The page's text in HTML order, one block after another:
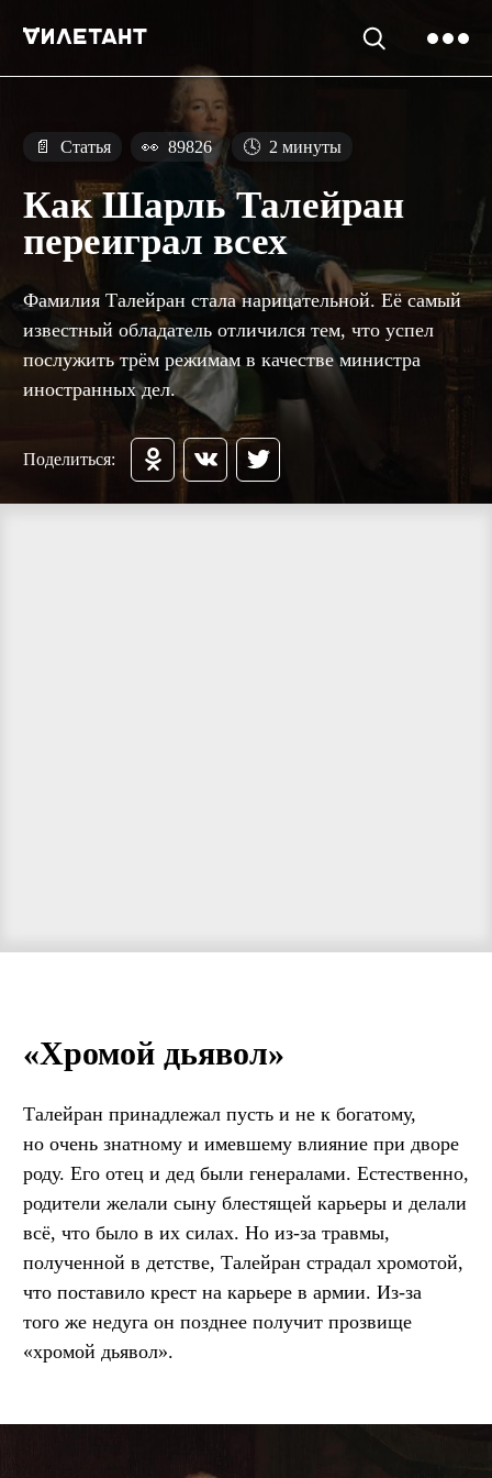
📄 Статья 👀 89826 🕓 2 минуты
Как Шарль Талейран
переиграл всех
Фамилия Талейран стала нарицательной. Её самый
известный обладатель отличился тем, что успел
послужить трём режимам в качестве министра
иностранных дел.
Поделиться:
«Хромой дьявол»
Талейран принадлежал пусть и не к богатому,
но очень знатному и имевшему влияние при дворе
роду. Его отец и дед были генералами. Естественно,
родители желали сыну блестящей карьеры и делали
всё, что было в их силах. Но из-за травмы,
полученной в детстве, Талейран страдал хромотой,
что поставило крест на карьере в армии. Из-за
того же недуга он позднее получит прозвище
«хромой дьявол».